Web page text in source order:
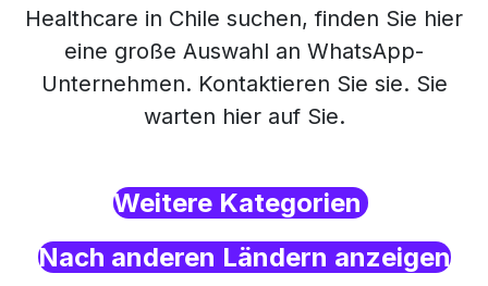
Healthcare in Chile suchen, finden Sie hier
eine große Auswahl an WhatsApp-
Unternehmen. Kontaktieren Sie sie. Sie
warten hier auf Sie.
Weitere Kategorien
Nach anderen Ländern anzeigen